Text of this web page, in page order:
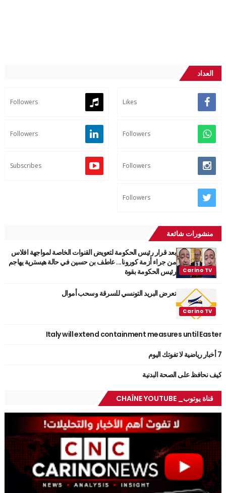
العداد
Likes
Followers
Followers
Followers
Followers
Subscribes
Followers
منشورات شائعة
بعد قرار رئيس الحكومة لتعويض القنوات الخاصة لمواجهة افلاس
من جراء أزمة كورونا... عاطف بن حسين في حالة هيسترية يهاجم
رئيس الحكومة بقوة
تعرض البريد التونسي للسرقة وسحب أموال
Italy will extend containment measures until Easter
7 أخبار رياضية لا تفوتك اليوم
كيف نحافظ على الصحة البدنية
قناة يوتوب_ CHAÎNE YOUTUBE